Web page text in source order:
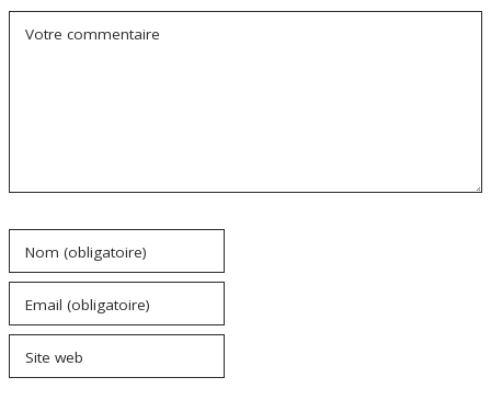
Votre commentaire
Nom (obligatoire)
Email (obligatoire)
Site web